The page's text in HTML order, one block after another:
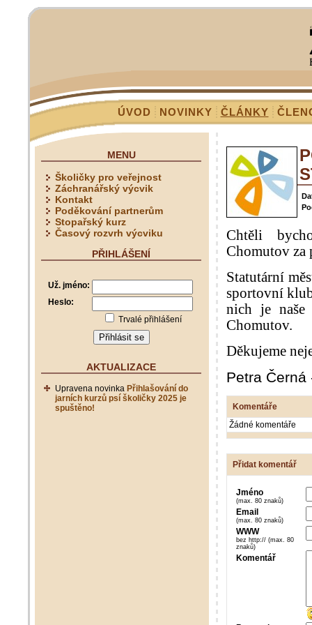
ÚVOD NOVINKY ČLÁNKY
Chtěli
Chomutov za
Statutární
sportovní
nich je naše
Chomutov.
Děkujeme
Petra Černá
Komentáře
Žádné komentáře
Přidat komentář
Jméno
(max. 80 znaků)
Email
(max. 80 znaků)
WWW
bez http:// (max. 80
znaků)
Komentář
MENU
Školičky pro veřejnost
Záchranářský výcvik
Kontakt
Poděkování partnerům
Stopařský kurz
Časový rozvrh výcviku
PŘIHLÁŠENÍ
Už. jméno:
Heslo:
Trvalé přihlášení
AKTUALIZACE
Upravena novinka Přihlašování do
jarních kurzů psí školičky 2025 je
spuštěno!